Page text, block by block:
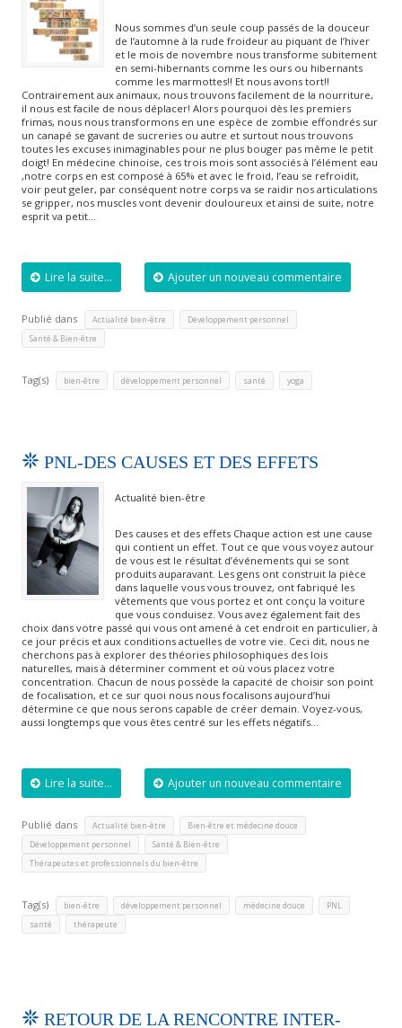
Nous sommes d’un seule coup passés de la douceur
de l’automne à la rude froideur au piquant de l’hiver
et le mois de novembre nous transforme subitement
en semi-hibernants comme les ours ou hibernants
comme les marmottes!! Et nous avons tort!!
Contrairement aux animaux, nous trouvons facilement de la nourriture,
il nous est facile de nous déplacer! Alors pourquoi dès les premiers
frimas, nous nous transformons en une espèce de zombie effondrés sur
un canapé se gavant de sucreries ou autre et surtout nous trouvons
toutes les excuses inimaginables pour ne plus bouger pas même le petit
doigt! En médecine chinoise, ces trois mois sont associés à l’élément eau
,notre corps en est composé à 65% et avec le froid, l’eau se refroidit,
voir peut geler, par conséquent notre corps va se raidir nos articulations
se gripper, nos muscles vont devenir douloureux et ainsi de suite, notre
esprit va petit…
Lire la suite... Ajouter un nouveau commentaire
Publié dans Actualité bien-être Développement personnel
Santé & Bien-être
Tag(s) bien-être développement personnel santé yoga
PNL-DES CAUSES ET DES EFFETS
Actualité bien-être
Des causes et des effets Chaque action est une cause
qui contient un effet. Tout ce que vous voyez autour
de vous est le résultat d’événements qui se sont
produits auparavant. Les gens ont construit la pièce
dans laquelle vous vous trouvez, ont fabriqué les
vêtements que vous portez et ont conçu la voiture
que vous conduisez. Vous avez également fait des
choix dans votre passé qui vous ont amené à cet endroit en particulier, à
ce jour précis et aux conditions actuelles de votre vie. Ceci dit, nous ne
cherchons pas à explorer des théories philosophiques des lois
naturelles, mais à déterminer comment et où vous placez votre
concentration. Chacun de nous possède la capacité de choisir son point
de focalisation, et ce sur quoi nous nous focalisons aujourd’hui
détermine ce que nous serons capable de créer demain. Voyez-vous,
aussi longtemps que vous êtes centré sur les effets négatifs…
Lire la suite... Ajouter un nouveau commentaire
Publié dans Actualité bien-être Bien-être et médecine douce
Développement personnel Santé & Bien-être
Thérapeutes et professionnels du bien-être
Tag(s) bien-être développement personnel médecine douce PNL
santé thérapeute
RETOUR DE LA RENCONTRE INTER-